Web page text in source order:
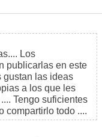
Los
publicarlas en este
gustan las ideas
a los que les
Tengo suficientes
compartirlo todo ....